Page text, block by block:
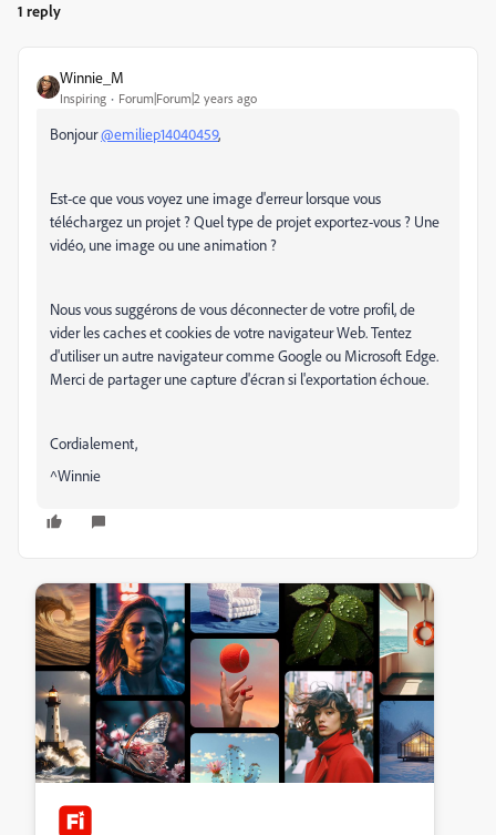
1 reply
Winnie_M
Inspiring Forum|Forum|2 years ago
Bonjour@emiliep14040459,
Est-ce que vous voyez une image d'erreur lorsque vous
téléchargez un projet ? Quel type de projet exportez-vous ? Une
vidéo, une image ou une animation ?
Nous vous suggérons de vous déconnecter de votre profil, de
vider les caches et cookies de votre navigateur Web. Tentez
d'utiliser un autre navigateur comme Google ou Microsoft Edge.
Merci de partager une capture d'écran si l'exportation échoue.
Cordialement,
^Winnie